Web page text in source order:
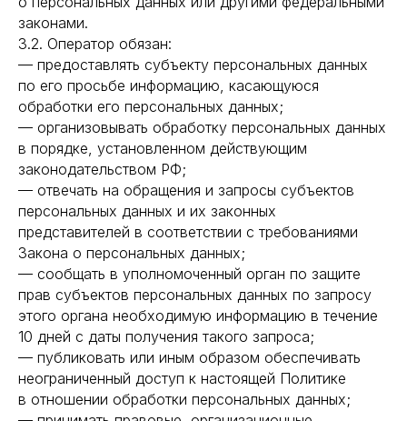
законами.
3.2. Оператор обязан:
— предоставлять субъекту персональных данных
по его просьбе информацию, касающуюся
обработки его персональных данных;
— организовывать обработку персональных данных
в порядке, установленном действующим
законодательством РФ;
— отвечать на обращения и запросы субъектов
персональных данных и их законных
представителей в соответствии с требованиями
Закона о персональных данных;
— сообщать в уполномоченный орган по защите
прав субъектов персональных данных по запросу
этого органа необходимую информацию в течение
10 дней с даты получения такого запроса;
— публиковать или иным образом обеспечивать
неограниченный доступ к настоящей Политике
в отношении обработки персональных данных;